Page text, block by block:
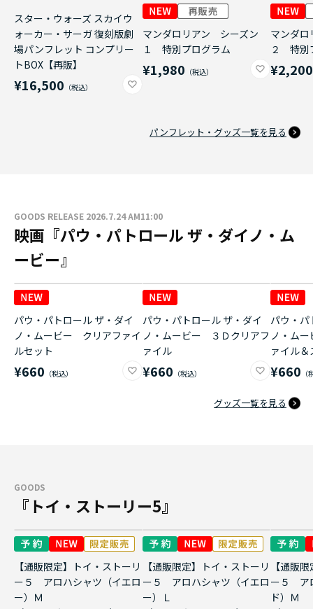
スター・ウォーズ スカイウ
ォーカー・サーガ 復刻版劇
場パンフレット コンプリー
トBOX【再販】
¥16,500
マンダロリアン シーズン
１ 特別プログラム
¥1,980
マンダ
２ 特別
¥2,200
パンフレット・グッズ一覧を見る
GOODS RELEASE 2026.7.24 AM11:00
映画『パウ・パトロール ザ・ダイノ・ム
ービー』
パウ・パトロール ザ・ダイ
ノ・ムービー クリアファイ
ルセット
¥660
パウ・パトロール ザ・ダイ
ノ・ムービー ３Ｄクリアフ
ァイル
¥660
パウ・パ
ノ・ム
ァイル
¥660
グッズ一覧を見る
GOODS
『トイ・ストーリー5』
【通販限定】トイ・ストーリ
ー５ アロハシャツ（イエロ
ー）Ｍ
【通販限定】トイ・ストーリ
ー５ アロハシャツ（イエロ
ー）Ｌ
【通販
ー５ ア
ド）Ｍ